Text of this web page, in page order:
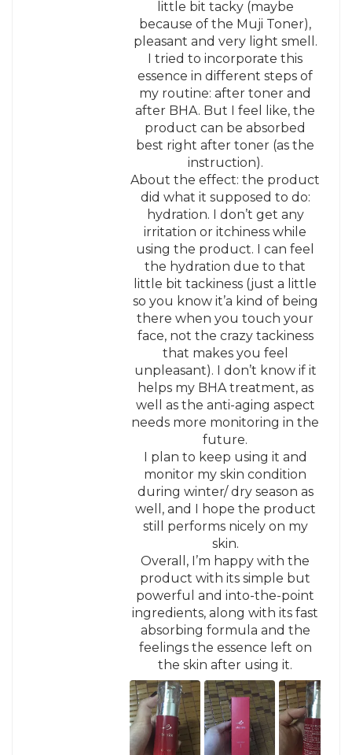
little bit tacky (maybe
because of the Muji Toner),
pleasant and very light smell.
I tried to incorporate this
essence in different steps of
my routine: after toner and
after BHA. But I feel like, the
product can be absorbed
best right after toner (as the
instruction).
About the effect: the product
did what it supposed to do:
hydration. I don’t get any
irritation or itchiness while
using the product. I can feel
the hydration due to that
little bit tackiness (just a little
so you know it’a kind of being
there when you touch your
face, not the crazy tackiness
that makes you feel
unpleasant). I don’t know if it
helps my BHA treatment, as
well as the anti-aging aspect
needs more monitoring in the
future.
I plan to keep using it and
monitor my skin condition
during winter/ dry season as
well, and I hope the product
still performs nicely on my
skin.
Overall, I’m happy with the
product with its simple but
powerful and into-the-point
ingredients, along with its fast
absorbing formula and the
feelings the essence left on
the skin after using it.